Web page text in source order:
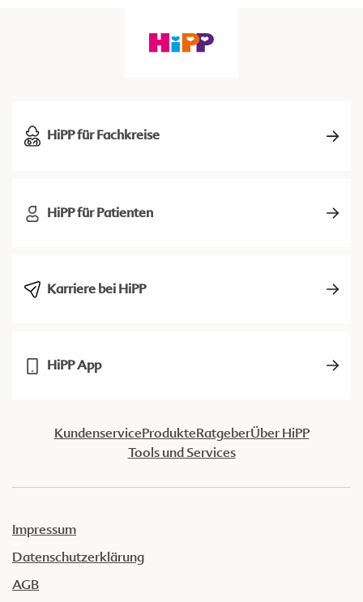
HiPP für Fachkreise
HiPP für Patienten
Karriere bei HiPP
HiPP App
KundenserviceProdukteRatgeberÜber HiPP
Tools und Services
Impressum
Datenschutzerklärung
AGB